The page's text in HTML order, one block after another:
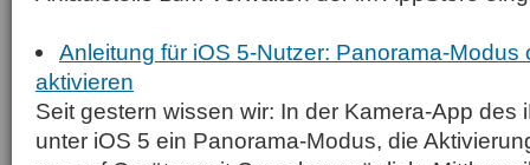
Anleitung für iOS 5-Nutzer: Panorama-Modus
aktivieren
Seit gestern wissen wir: In der Kamera-App des
unter iOS 5 ein Panorama-Modus, die